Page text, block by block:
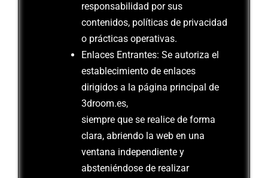
responsabilidad por sus
contenidos, políticas de privacidad
o prácticas operativas.
Enlaces Entrantes: Se autoriza el
establecimiento de enlaces
dirigidos a la página principal de
3droom.es,
siempre que se realice de forma
clara, abriendo la web en una
ventana independiente y
absteniéndose de realizar